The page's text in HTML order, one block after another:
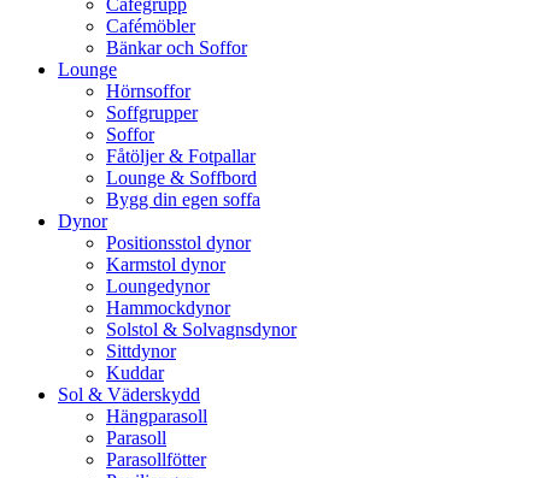
Cafégrupp
Cafémöbler
Bänkar och Soffor
Lounge
Hörnsoffor
Soffgrupper
Soffor
Fåtöljer & Fotpallar
Lounge & Soffbord
Bygg din egen soffa
Dynor
Positionsstol dynor
Karmstol dynor
Loungedynor
Hammockdynor
Solstol & Solvagnsdynor
Sittdynor
Kuddar
Sol & Väderskydd
Hängparasoll
Parasoll
Parasollfötter